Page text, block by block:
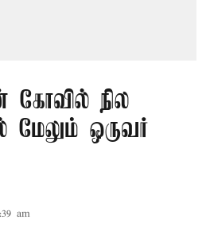
கோவில் நில
மேலும் ஒருவர்
am